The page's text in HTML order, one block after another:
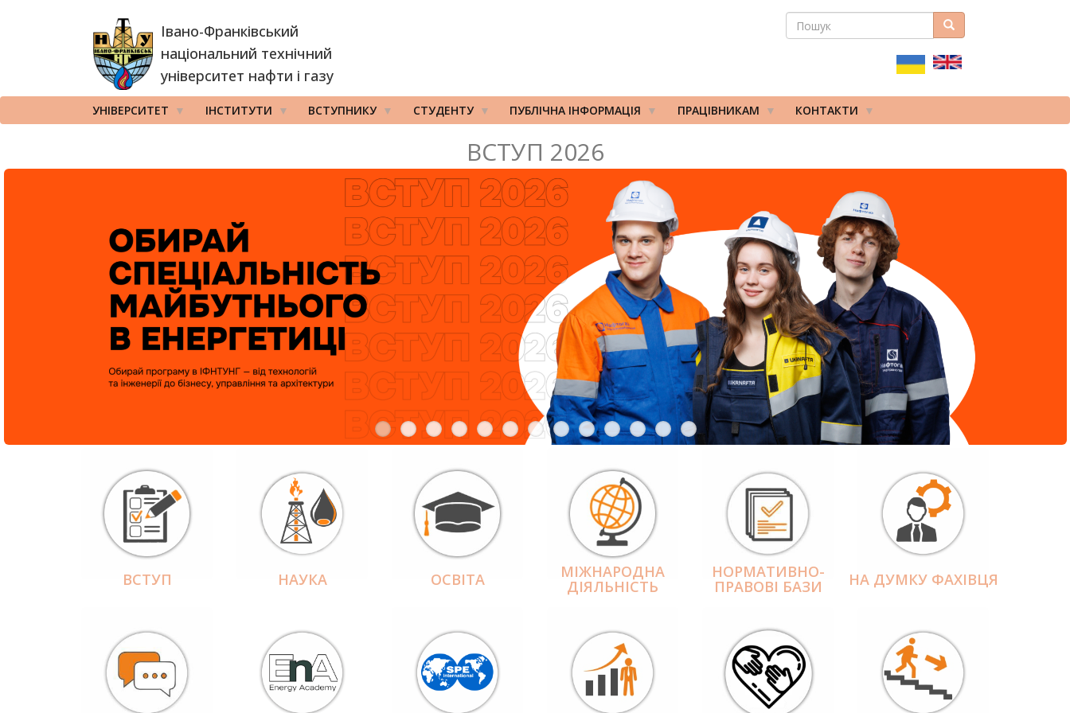
Івано-Франківський
національний технічний
університет нафти і газу
ПОШУКОВА
ПОШУК Пошук
УНІВЕРСИТЕТ ІНСТИТУТИ ВСТУПНИКУ СТУДЕНТУ ПУБЛІЧНА ІНФОРМАЦІЯ ПРАЦІВНИКАМ КОНТАКТИ
ВСТУП 2026
ВСТУП НАУКА ОСВІТА МІЖНАРОДНА
ДІЯЛЬНІCТЬ
НОРМАТИВНО-
ПРАВОВІ БАЗИ НА ДУМКУ ФАХІВЦЯ